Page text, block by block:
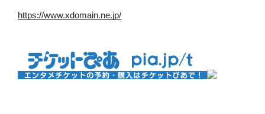
https://www.xdomain.ne.jp/